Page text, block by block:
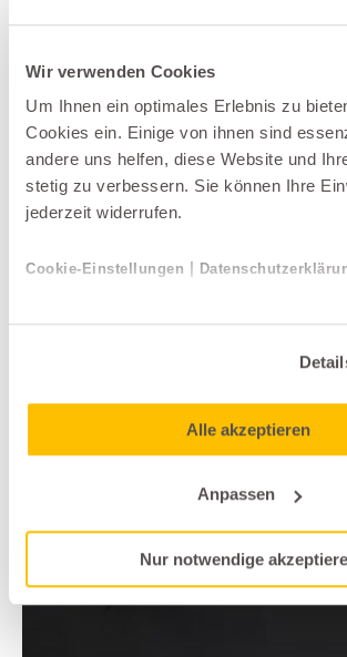
Wir verwenden Cookies
Um Ihnen ein optimales Erlebnis zu
Cookies ein. Einige von ihnen sind
andere uns helfen, diese Website und
stetig zu verbessern. Sie können Ihre
jederzeit widerrufen.
Cookie-Einstellungen |
Alle akzeptieren
Anpassen
Nur notwendige
Produkt jetzt teilen
Garderoben